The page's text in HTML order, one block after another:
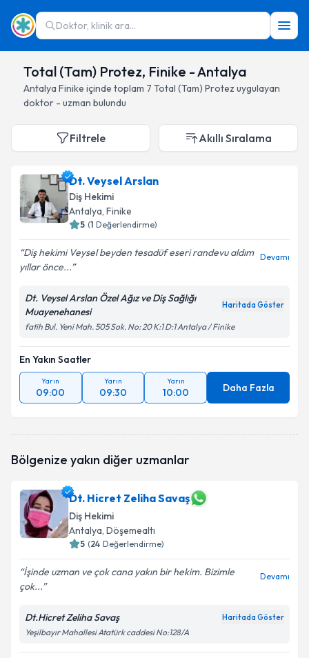
Doktor, klinik ara...
Total (Tam) Protez, Finike - Antalya
Antalya Finike içinde toplam 7 Total (Tam) Protez uygulayan
doktor - uzman bulundu
Filtrele Akıllı Sıralama
Dt. Veysel Arslan
Diş Hekimi
Antalya, Finike
5 (1 Değerlendirme)
Diş hekimi Veysel beyden tesadüf eseri randevu aldım
yıllar önce...
Devamı
Dt. Veysel Arslan Özel Ağız ve Diş Sağlığı
Muayenehanesi
Haritada Göster
fatih Bul. Yeni Mah. 505 Sok. No: 20 K:1 D:1 Antalya / Finike
En Yakın Saatler
Yarın
09:00
Yarın
09:30
Yarın
10:00 Daha Fazla
Bölgenize yakın diğer uzmanlar
Dt. Hicret Zeliha Savaş
Diş Hekimi
Antalya, Döşemealtı
5 (24 Değerlendirme)
İşinde uzman ve çok cana yakın bir hekim. Bizimle
çok...
Devamı
Dt.Hicret Zeliha Savaş Haritada Göster
Yeşilbayır Mahallesi Atatürk caddesi No:128/A